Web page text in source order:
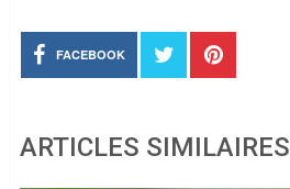
FACEBOOK
ARTICLES SIMILAIRES